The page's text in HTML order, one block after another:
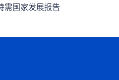
需国家发展报告